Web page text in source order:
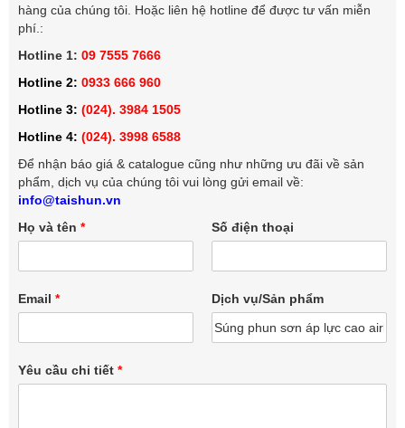
hàng của chúng tôi. Hoặc liên hệ hotline để được tư vấn miễn
phí.:
Hotline 1: 09 7555 7666
Hotline 2: 0933 666 960
Hotline 3: (024). 3984 1505
Hotline 4: (024). 3998 6588
Để nhận báo giá & catalogue cũng như những ưu đãi về sản
phẩm, dịch vụ của chúng tôi vui lòng gửi email về:
info@taishun.vn
Họ và tên * Số điện thoại
Email * Dịch vụ/Sản phẩm
Yêu cầu chi tiết *